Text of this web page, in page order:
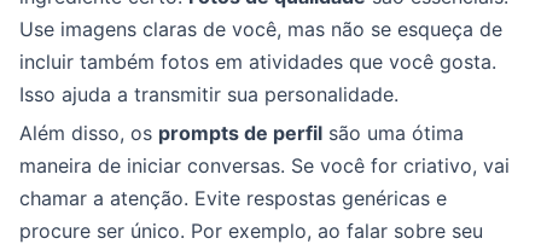
Use imagens claras de você, mas não se esqueça de
incluir também fotos em atividades que você gosta.
Isso ajuda a transmitir sua personalidade.
Além disso, os prompts de perfil são uma ótima
maneira de iniciar conversas. Se você for criativo, vai
chamar a atenção. Evite respostas genéricas e
procure ser único. Por exemplo, ao falar sobre seu